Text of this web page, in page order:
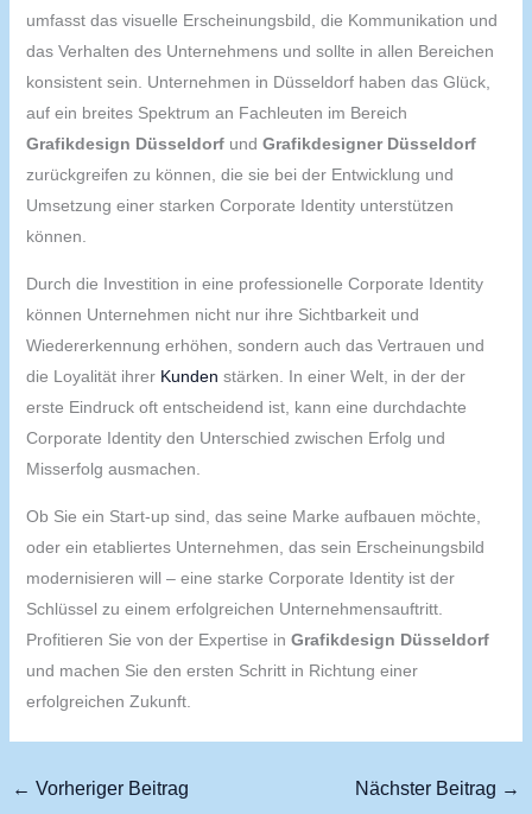
umfasst das visuelle Erscheinungsbild, die Kommunikation und
das Verhalten des Unternehmens und sollte in allen Bereichen
konsistent sein. Unternehmen in Düsseldorf haben das Glück,
auf ein breites Spektrum an Fachleuten im Bereich
Grafikdesign Düsseldorfund Grafikdesigner Düsseldorf
zurückgreifen zu können, die sie bei der Entwicklung und
Umsetzung einer starken Corporate Identity unterstützen
können.
Durch die Investition in eine professionelle Corporate Identity
können Unternehmen nicht nur ihre Sichtbarkeit und
Wiedererkennung erhöhen, sondern auch das Vertrauen und
die Loyalität ihrer Kunden stärken. In einer Welt, in der der
erste Eindruck oft entscheidend ist, kann eine durchdachte
Corporate Identity den Unterschied zwischen Erfolg und
Misserfolg ausmachen.
Ob Sie ein Start-up sind, das seine Marke aufbauen möchte,
oder ein etabliertes Unternehmen, das sein Erscheinungsbild
modernisieren will – eine starke Corporate Identity ist der
Schlüssel zu einem erfolgreichen Unternehmensauftritt.
Profitieren Sie von der Expertise in Grafikdesign Düsseldorf
und machen Sie den ersten Schritt in Richtung einer
erfolgreichen Zukunft.
← Vorheriger Beitrag Nächster Beitrag →